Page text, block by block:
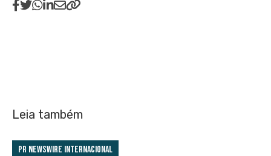
Leia também
PR Newswire Internacional